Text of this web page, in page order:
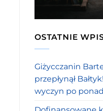
OSTATNIE
Giżycczanin
przepłynął
wyczyn po